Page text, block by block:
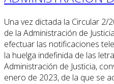
Una vez dictada la Circular
de la Administración de
efectuar las notificaciones
la huelga indefinida de las
Administración de Justicia,
enero de 2023, de la que se